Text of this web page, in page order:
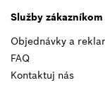
Kód krajiny
Služby zákazníkom
Objednávky a
FAQ
Kontaktuj nás